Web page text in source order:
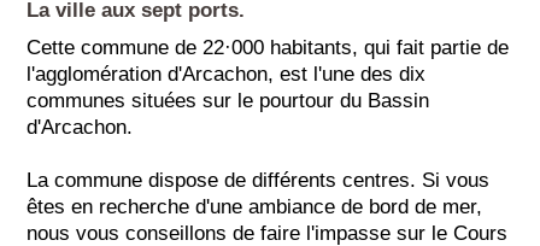
La ville aux sept ports.
Cette commune de 22·000 habitants, qui fait partie de
l'agglomération d'Arcachon, est l'une des dix
communes situées sur le pourtour du Bassin
d'Arcachon.
La commune dispose de différents centres. Si vous
êtes en recherche d'une ambiance de bord de mer,
nous vous conseillons de faire l'impasse sur le Cours